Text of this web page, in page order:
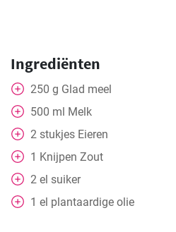
Ingrediënten
250 g Glad meel
500 ml Melk
2 stukjes Eieren
1 Knijpen Zout
2 el suiker
1 el plantaardige olie